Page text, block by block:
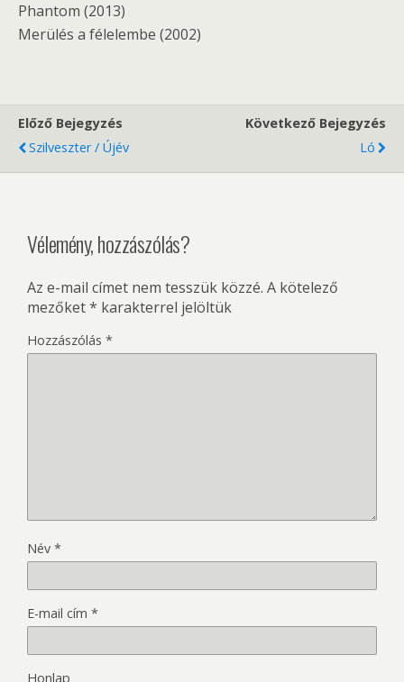
Phantom (2013)
Merülés a félelembe (2002)
Előző Bejegyzés
Szilveszter / Újév
Következő Bejegyzés
Ló
Vélemény, hozzászólás?
Az e-mail címet nem tesszük közzé. A kötelező
mezőket* karakterrel jelöltük
Hozzászólás *
Név *
E-mail cím *
Honlap